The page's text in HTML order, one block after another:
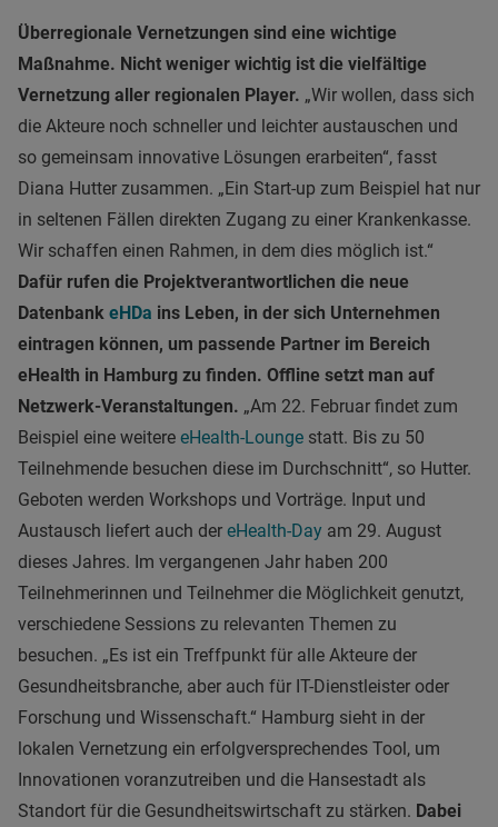
Überregionale Vernetzungen sind eine wichtige
Maßnahme. Nicht weniger wichtig ist die vielfältige
Vernetzung aller regionalen Player. „Wir wollen, dass sich
die Akteure noch schneller und leichter austauschen und
so gemeinsam innovative Lösungen erarbeiten“, fasst
Diana Hutter zusammen. „Ein Start-up zum Beispiel hat nur
in seltenen Fällen direkten Zugang zu einer Krankenkasse.
Wir schaffen einen Rahmen, in dem dies möglich ist.“
Dafür rufen die Projektverantwortlichen die neue
Datenbank eHDa ins Leben, in der sich Unternehmen
eintragen können, um passende Partner im Bereich
eHealth in Hamburg zu finden. Offline setzt man auf
Netzwerk-Veranstaltungen. „Am 22. Februar findet zum
Beispiel eine weitere eHealth-Lounge statt. Bis zu 50
Teilnehmende besuchen diese im Durchschnitt“, so Hutter.
Geboten werden Workshops und Vorträge. Input und
Austausch liefert auch der eHealth-Day am 29. August
dieses Jahres. Im vergangenen Jahr haben 200
Teilnehmerinnen und Teilnehmer die Möglichkeit genutzt,
verschiedene Sessions zu relevanten Themen zu
besuchen. „Es ist ein Treffpunkt für alle Akteure der
Gesundheitsbranche, aber auch für IT-Dienstleister oder
Forschung und Wissenschaft.“ Hamburg sieht in der
lokalen Vernetzung ein erfolgversprechendes Tool, um
Innovationen voranzutreiben und die Hansestadt als
Standort für die Gesundheitswirtschaft zu stärken. Dabei